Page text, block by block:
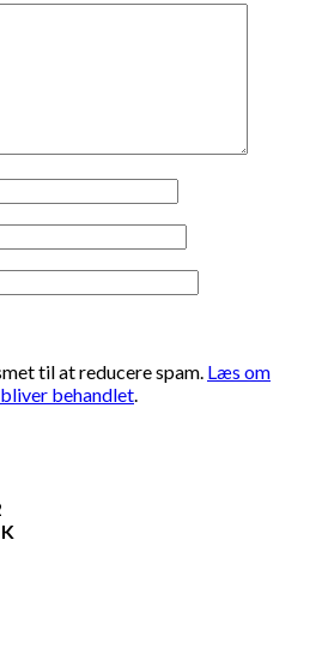
til at reducere spam. Læs om
behandlet.